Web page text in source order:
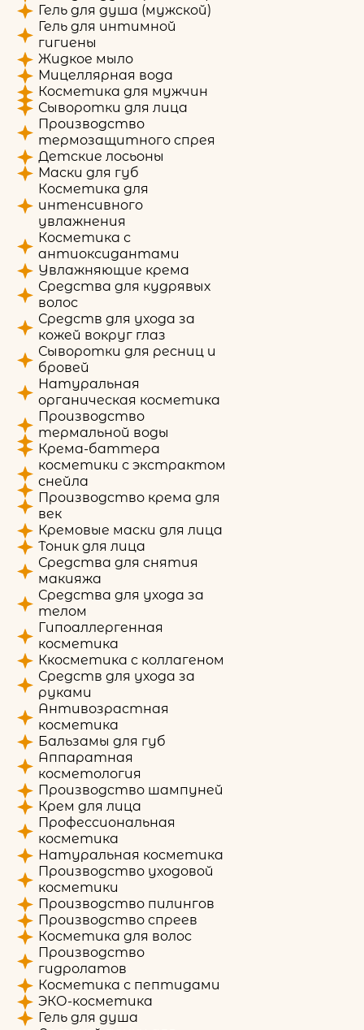
Гель для душа (мужской)
Гель для интимной
гигиены
Жидкое мыло
Мицеллярная вода
Косметика для мужчин
Сыворотки для лица
Производство
термозащитного спрея
Детские лосьоны
Маски для губ
Косметика для
интенсивного
увлажнения
Косметика с
антиоксидантами
Увлажняющие крема
Средства для кудрявых
волос
Средств для ухода за
кожей вокруг глаз
Сыворотки для ресниц и
бровей
Натуральная
органическая косметика
Производство
термальной воды
Крема-баттера
косметики с экстрактом
снейла
Производство крема для
век
Кремовые маски для лица
Тоник для лица
Средства для снятия
макияжа
Средства для ухода за
телом
Гипоаллергенная
косметика
Ккосметика с коллагеном
Средств для ухода за
руками
Антивозрастная
косметика
Бальзамы для губ
Аппаратная
косметология
Производство шампуней
Крем для лица
Профессиональная
косметика
Натуральная косметика
Производство уходовой
косметики
Производство пилингов
Производство спреев
Косметика для волос
Производство
гидролатов
Косметика с пептидами
ЭКО-косметика
Гель для душа